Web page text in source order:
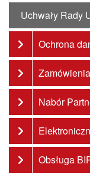
Uchwały Rady
Ochrona
Nabór
Obsługa